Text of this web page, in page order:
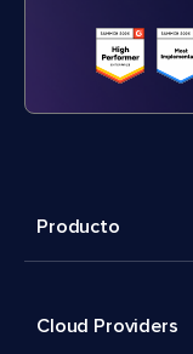
Producto
Cloud Providers